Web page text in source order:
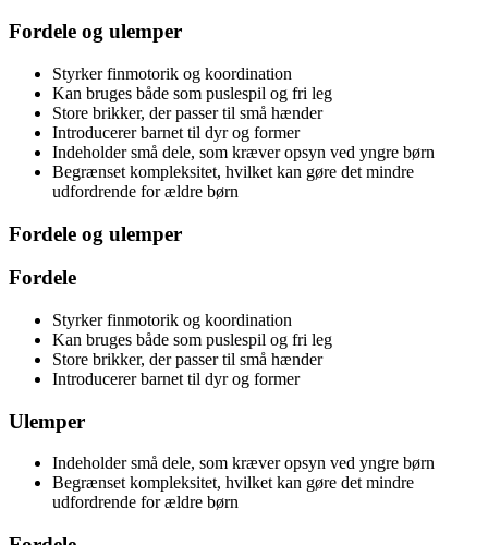
Fordele og ulemper
Styrker finmotorik og koordination
Kan bruges både som puslespil og fri leg
Store brikker, der passer til små hænder
Introducerer barnet til dyr og former
Indeholder små dele, som kræver opsyn ved yngre børn
Begrænset kompleksitet, hvilket kan gøre det mindre
udfordrende for ældre børn
Fordele og ulemper
Fordele
Styrker finmotorik og koordination
Kan bruges både som puslespil og fri leg
Store brikker, der passer til små hænder
Introducerer barnet til dyr og former
Ulemper
Indeholder små dele, som kræver opsyn ved yngre børn
Begrænset kompleksitet, hvilket kan gøre det mindre
udfordrende for ældre børn